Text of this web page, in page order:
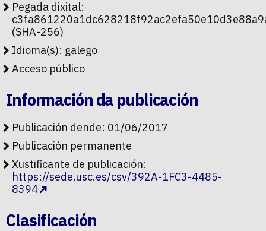
Pegada dixital:
(SHA-256)
Idioma(s): galego
Acceso público
Información da publicación
Publicación dende: 01/06/2017
Publicación permanente
Xustificante de publicación:
https://sede.usc.es/csv/392A-1FC3-4485-
8394
Clasificación